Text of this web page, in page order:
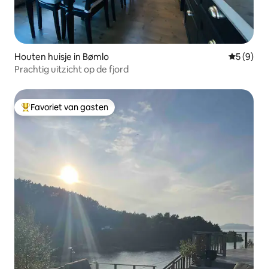
Houten huisje in Bømlo
5 (9)
Prachtig uitzicht op de fjord
Topfavoriet van gasten
Favoriet van gasten